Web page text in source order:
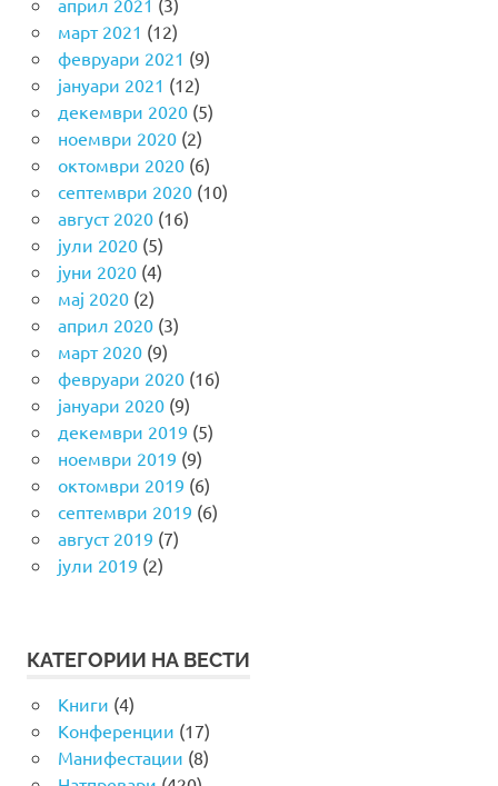
март 2021 (12)
февруари 2021 (9)
јануари 2021 (12)
декември 2020(5)
ноември 2020(2)
октомври 2020(6)
септември 2020(10)
август 2020(16)
јули 2020(5)
јуни 2020(4)
мај 2020(2)
април 2020(3)
март 2020(9)
февруари 2020(16)
јануари 2020(9)
декември 2019 (5)
ноември 2019 (9)
октомври 2019 (6)
септември 2019 (6)
август 2019 (7)
јули 2019 (2)
КАТЕГОРИИ НА ВЕСТИ
Книги (4)
Конференции (17)
Манифестации (8)